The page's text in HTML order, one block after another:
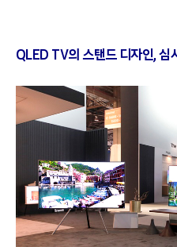
QLED TV의 스탠드 디자인, 심